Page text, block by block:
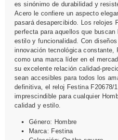
es sinónimo de durabilidad y
Acero le confiere un aspecto
pasará desapercibido. Los relojes
perfecta para aquellos que
estilo y funcionalidad. Con
innovación tecnológica constante,
como una marca líder en el
su excelente relación calidad-
sean accesibles para todos los
definitiva, el reloj Festina F20678/
imprescindible para cualquier
calidad y estilo.
Género: Hombre
Marca: Festina